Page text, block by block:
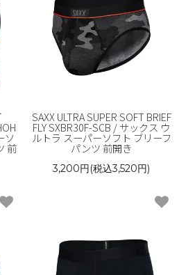
ソ
前
SAXX ULTRA SUPER SOFT BRIEF
FLY SXBR30F-SCB / サックス ウ
ルトラ スーパーソフト ブリーフ
パンツ 前開き
3,200円(税込3,520円)